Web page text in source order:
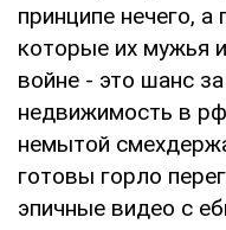
принципе нечего, а
которые их мужья
войне - это шанс
недвижимость в
немытой
готовы горло
эпичные видео с